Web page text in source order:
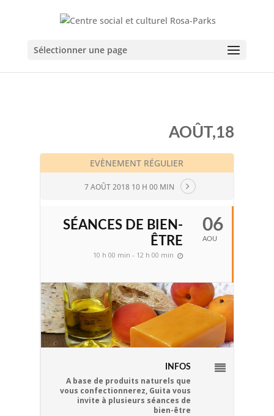
Sélectionner une page
AOÛT,18
EVÈNEMENT RÉGULIER
7 AOÛT 2018 10 H 00 MIN
06
AOU
SÉANCES DE BIEN-
ÊTRE
10 h 00 min - 12 h 00 min
INFOS
A base de produits naturels que
vous confectionnerez, Guita vous
invite à plusieurs séances de
bien-être